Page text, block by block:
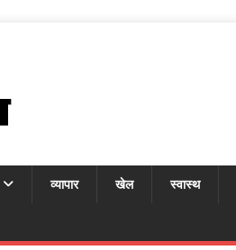
व्यापार खेल स्वास्थ